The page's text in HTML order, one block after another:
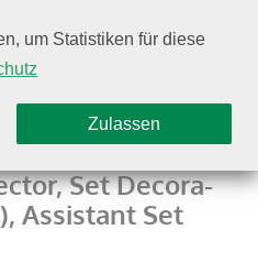
um Statistiken für diese
Zulassen
Tigili
Set Deco­ra­
Assi­stant Set